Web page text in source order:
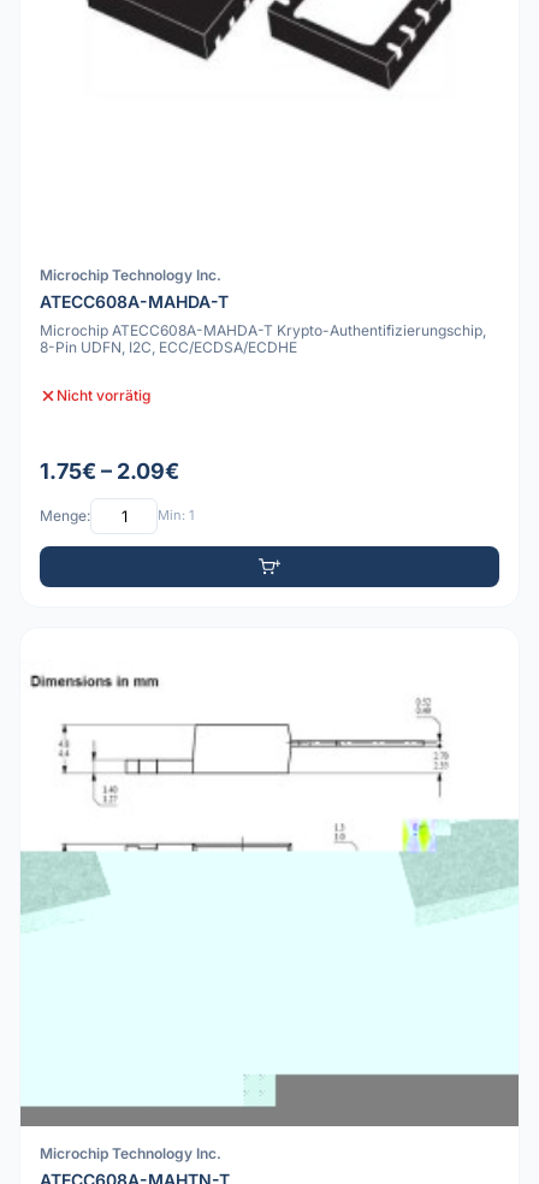
Microchip Technology Inc.
ATECC608A-MAHDA-T
Microchip ATECC608A-MAHDA-T Krypto-Authentifizierungschip,
8-Pin UDFN, I2C, ECC/ECDSA/ECDHE
Nicht vorrätig
1.75€ – 2.09€
Menge: Min: 1
Microchip Technology Inc.